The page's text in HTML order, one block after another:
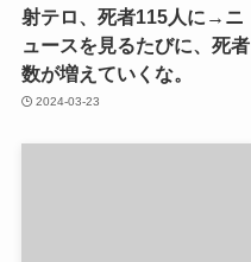
射テロ、死者115人に→ニ
ュースを見るたびに、死者
数が増えていくな。
2024-03-23